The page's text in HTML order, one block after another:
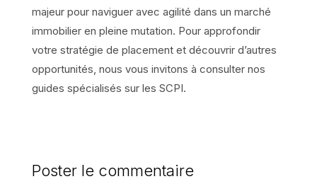
majeur pour naviguer avec agilité dans un marché
immobilier en pleine mutation. Pour approfondir
votre stratégie de placement et découvrir d’autres
opportunités, nous vous invitons à consulter nos
guides spécialisés sur les SCPI.
Poster le commentaire